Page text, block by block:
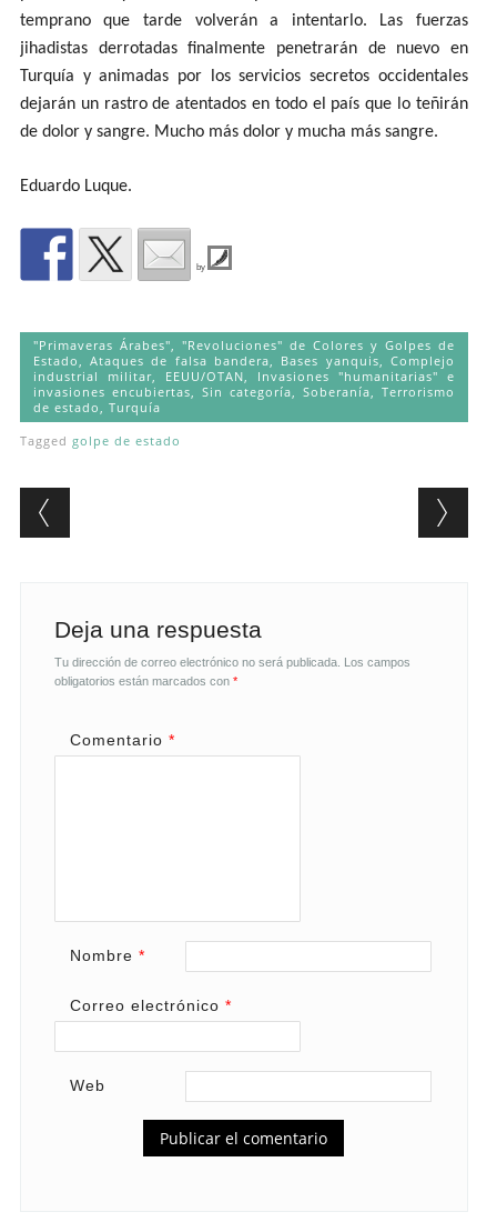
temprano que tarde volverán a intentarlo. Las fuerzas
jihadistas derrotadas finalmente penetrarán de nuevo en
Turquía y animadas por los servicios secretos occidentales
dejarán un rastro de atentados en todo el país que lo teñirán
de dolor y sangre. Mucho más dolor y mucha más sangre.
Eduardo Luque.
by
"Primaveras Árabes", "Revoluciones" de Colores y Golpes de
Estado
,Ataques de falsa bandera Bases yanquis
Complejo
industrial militar, EEUU/OTAN
Invasiones "humanitarias" e
invasiones encubiertas
Sin categoría Soberanía
Terrorismo
de estado
Turquía
Tagged golpe de estado
Post navigation
Deja una respuesta
Tu dirección de correo electrónico no será publicada. Los campos
obligatorios están marcados con *
Comentario *
Nombre *
Correo electrónico *
Web